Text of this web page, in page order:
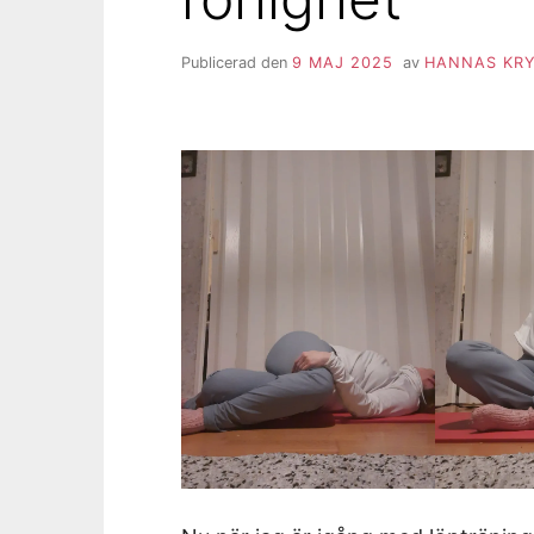
Publicerad den 9 MAJ 2025 av HANNAS